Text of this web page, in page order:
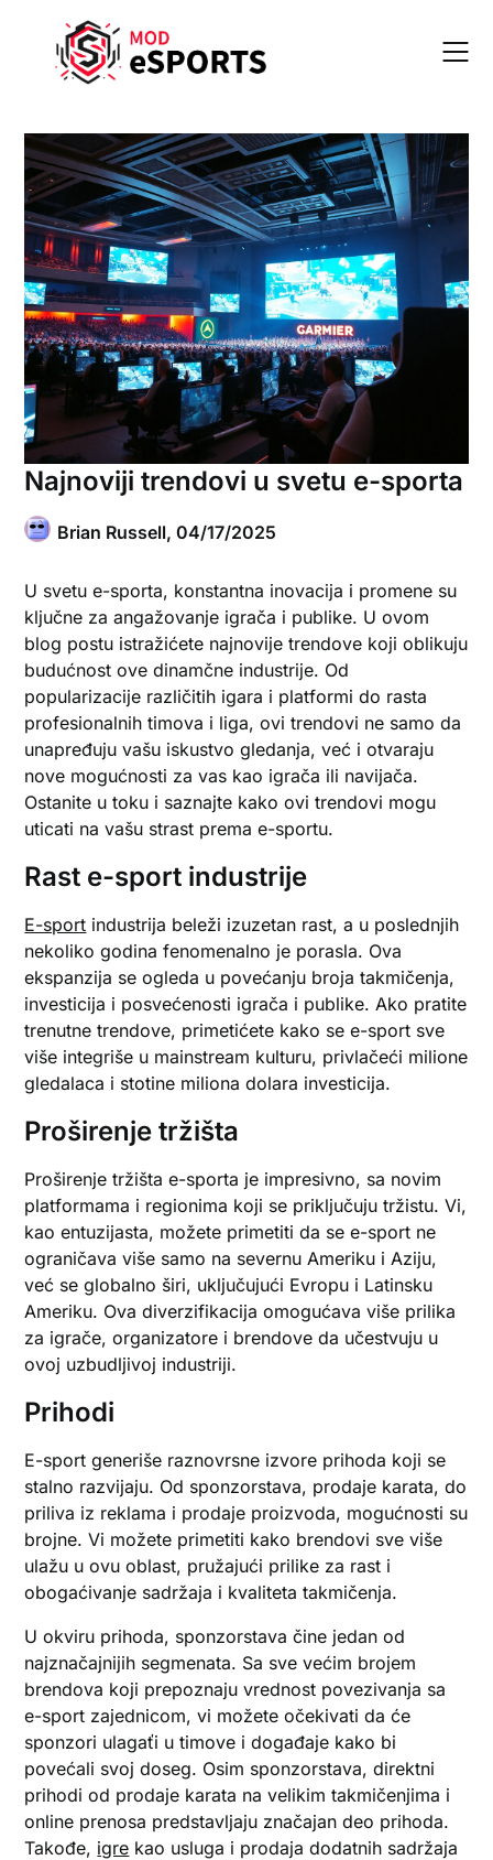
content
Najnoviji trendovi u svetu e-sporta
Brian Russell,04/17/2025
U svetu e-sporta, konstantna inovacija i promene su
ključne za angažovanje igrača i publike. U ovom
blog postu istražićete najnovije trendove koji oblikuju
budućnost ove dinamčne industrije. Od
popularizacije različitih igara i platformi do rasta
profesionalnih timova i liga, ovi trendovi ne samo da
unapređuju vašu iskustvo gledanja, već i otvaraju
nove mogućnosti za vas kao igrača ili navijača.
Ostanite u toku i saznajte kako ovi trendovi mogu
uticati na vašu strast prema e-sportu.
Rast e-sport industrije
E-sport industrija beleži izuzetan rast, a u poslednjih
nekoliko godina fenomenalno je porasla. Ova
ekspanzija se ogleda u povećanju broja takmičenja,
investicija i posvećenosti igrača i publike. Ako pratite
trenutne trendove, primetićete kako se e-sport sve
više integriše u mainstream kulturu, privlačeći milione
gledalaca i stotine miliona dolara investicija.
Proširenje tržišta
Proširenje tržišta e-sporta je impresivno, sa novim
platformama i regionima koji se priključuju tržistu. Vi,
kao entuzijasta, možete primetiti da se e-sport ne
ograničava više samo na severnu Ameriku i Aziju,
već se globalno širi, uključujući Evropu i Latinsku
Ameriku. Ova diverzifikacija omogućava više prilika
za igrače, organizatore i brendove da učestvuju u
ovoj uzbudljivoj industriji.
Prihodi
E-sport generiše raznovrsne izvore prihoda koji se
stalno razvijaju. Od sponzorstava, prodaje karata, do
priliva iz reklama i prodaje proizvoda, mogućnosti su
brojne. Vi možete primetiti kako brendovi sve više
ulažu u ovu oblast, pružajući prilike za rast i
obogaćivanje sadržaja i kvaliteta takmičenja.
U okviru prihoda, sponzorstava čine jedan od
najznačajnijih segmenata. Sa sve većim brojem
brendova koji prepoznaju vrednost povezivanja sa
e-sport zajednicom, vi možete očekivati da će
sponzori ulagaťi u timove i događaje kako bi
povećali svoj doseg. Osim sponzorstava, direktni
prihodi od prodaje karata na velikim takmičenjima i
online prenosa predstavljaju značajan deo prihoda.
Takođe, igre kao usluga i prodaja dodatnih sadržaja